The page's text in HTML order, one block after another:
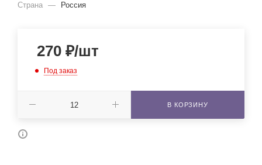
Страна — Россия
270 ₽/шт
Под заказ
В КОРЗИНУ